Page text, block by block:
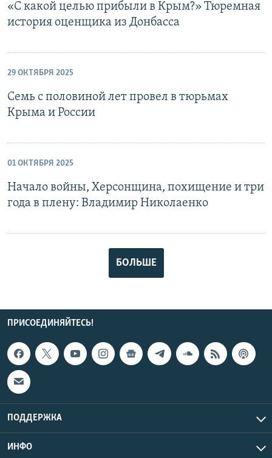
«С какой целью прибыли в Крым?» Тюремная
история оценщика из Донбасса
29 ОКТЯБРЯ 2025
Семь с половиной лет провел в тюрьмах
Крыма и России
01 ОКТЯБРЯ 2025
Начало войны, Херсонщина, похищение и три
года в плену: Владимир Николаенко
БОЛЬШЕ
ПРИСОЕДИНЯЙТЕСЬ!
ПОДДЕРЖКА
ИНФО